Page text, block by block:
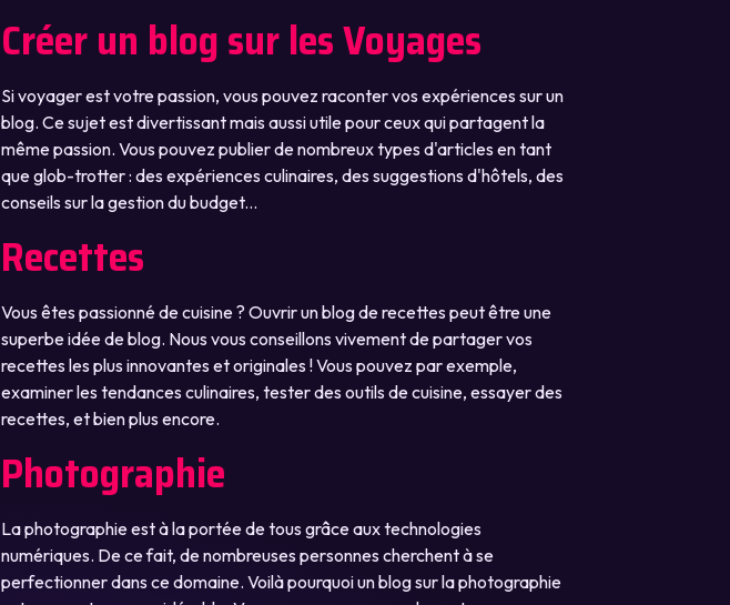
Créer un blog sur les Voyages
Si voyager est votre passion, vous pouvez raconter vos expériences sur un
blog. Ce sujet est divertissant mais aussi utile pour ceux qui partagent la
même passion. Vous pouvez publier de nombreux types d'articles en tant
que glob-trotter : des expériences culinaires, des suggestions d'hôtels, des
conseils sur la gestion du budget...
Recettes
Vous êtes passionné de cuisine ? Ouvrir un blog de recettes peut être une
superbe idée de blog. Nous vous conseillons vivement de partager vos
recettes les plus innovantes et originales ! Vous pouvez par exemple,
examiner les tendances culinaires, tester des outils de cuisine, essayer des
recettes, et bien plus encore.
Photographie
La photographie est à la portée de tous grâce aux technologies
numériques. De ce fait, de nombreuses personnes cherchent à se
perfectionner dans ce domaine. Voilà pourquoi un blog sur la photographie